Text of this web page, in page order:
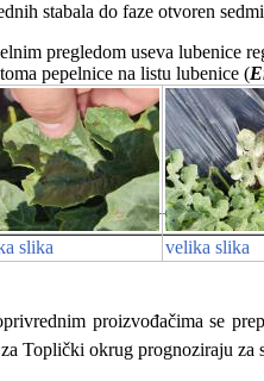
stabala do faze otvoren
pregledom useva lubenice
pepelnice na listu lubenice (
slika velika slika
proizvođačima se
Toplički okrug prognoziraju za